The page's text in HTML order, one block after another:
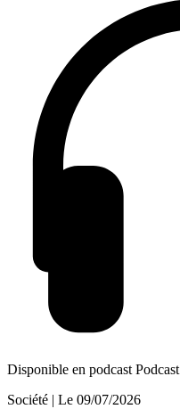
Disponible en podcast Podcast
Société | Le 09/07/2026